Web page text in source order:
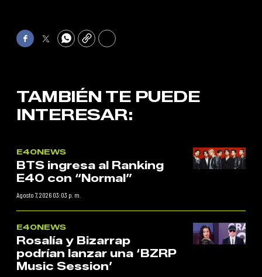
FacebookTwitterWhatsApp
Copy Print
TAMBIÉN TE PUEDE
INTERESAR:
E40NEWS
BTS ingresa al Ranking
E40 con “Normal”
Agosto 7, 2026 03:03 p. m.
E40NEWS
Rosalía y Bizarrap
podrían lanzar una ‘BZRP
Music Session’